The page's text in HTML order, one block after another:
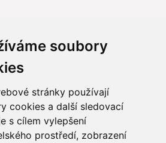
soubory
stránky používají
cookies a další sledovací
s cílem vylepšení
prostředí, zobrazení